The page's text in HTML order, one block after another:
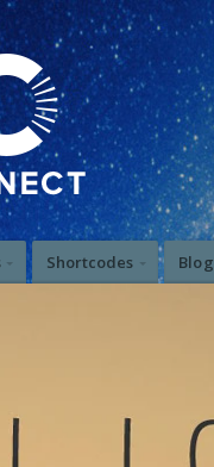
Shortcodes Blog